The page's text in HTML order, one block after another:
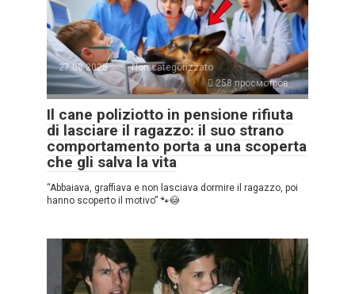
27.08.2025
Non categorizzato
258 просмотров
Il cane poliziotto in pensione rifiuta
di lasciare il ragazzo: il suo strano
comportamento porta a una scoperta
che gli salva la vita
“Abbaiava, graffiava e non lasciava dormire il ragazzo, poi
hanno scoperto il motivo” 🐾😳